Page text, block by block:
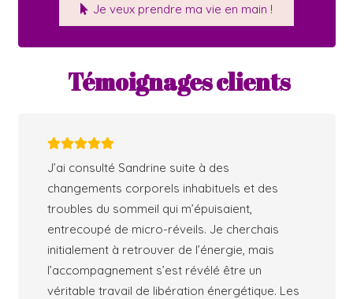
Je veux prendre ma vie en main !
Témoignages clients
J’ai consulté Sandrine suite à des
changements corporels inhabituels et des
troubles du sommeil qui m’épuisaient,
entrecoupé de micro-réveils. Je cherchais
initialement à retrouver de l’énergie, mais
l’accompagnement s’est révélé être un
véritable travail de libération énergétique. Les